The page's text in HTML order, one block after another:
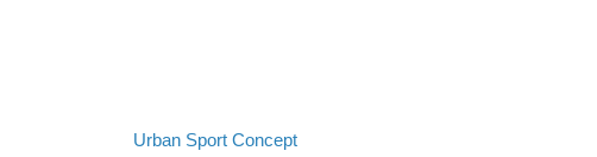
Urban Sport Concept